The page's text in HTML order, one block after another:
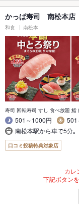
かっぱ寿司 南松本店
和食 南松本
寿司 回転寿司 すし 食べ放題 鮨
501～1000円
501
南松本駅から車で5分｡
口コミ投稿特典対象店
カレ
下記ボタン